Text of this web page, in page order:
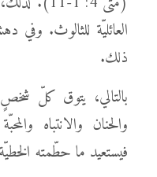
العائليّة للثالوث. وفي
ذلك.
بالتالي، يتوق كلّ
والحنان والانتباه
فيستعيد ما حطّمته